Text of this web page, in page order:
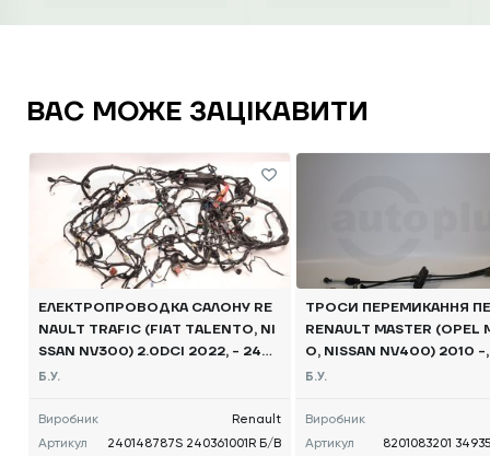
ВАС МОЖЕ ЗАЦІКАВИТИ
ЕЛЕКТРОПРОВОДКА САЛОНУ RE
NAULT TRAFIC (FIAT TALENTO, NI
SSAN NV300) 2.0DCI 2022, - 2401
48787S 240361001R Б/В
Б.У.
Виробник
Renault
Артикул
240148787S 240361001R Б/В
ТРОСИ ПЕРЕМИКАННЯ
RENAULT MASTER (OPEL
O, NISSAN NV400) 2010
3201,349352849 Б/В
Б.У.
Виробник
Артикул
8201083201